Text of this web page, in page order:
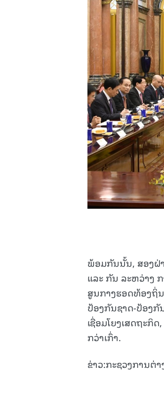
ພ້ອມກັນນັ້ນ, ສອງຝ່
ແລະ ກັນ ລະຫວ່າງ
ສູນກາງຮອດທ້ອງຖິ່
ປ້ອງກັນຊາດ-ປ້ອງ
ເຊື່ອມໂຍງເສດຖະ
ກວ່າເກົ່າ.
ຂ່າວ:ກະຊວງການຕ່